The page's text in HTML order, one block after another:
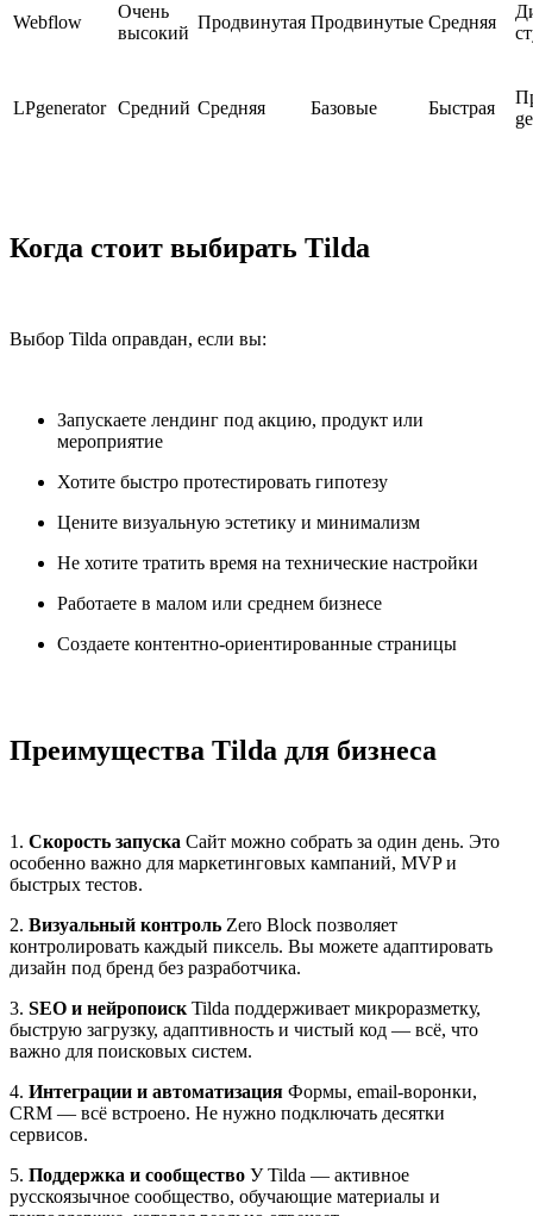
Webflow
Очень
высокий
Продвинутая Продвинутые Средняя
LPgenerator Средний Средняя Базовые Быстрая
Когда стоит выбирать Tilda
Выбор Tilda оправдан, если вы:
Запускаете лендинг под акцию, продукт или
мероприятие
Хотите быстро протестировать гипотезу
Цените визуальную эстетику и минимализм
Не хотите тратить время на технические настройки
Работаете в малом или среднем бизнесе
Создаете контентно-ориентированные страницы
Преимущества Tilda для бизнеса
1. Скорость запуска Сайт можно собрать за один день. Это
особенно важно для маркетинговых кампаний, MVP и
быстрых тестов.
2. Визуальный контроль Zero Block позволяет
контролировать каждый пиксель. Вы можете адаптировать
дизайн под бренд без разработчика.
3. SEO и нейропоиск Tilda поддерживает микроразметку,
быструю загрузку, адаптивность и чистый код — всё, что
важно для поисковых систем.
4. Интеграции и автоматизация Формы, email-воронки,
CRM — всё встроено. Не нужно подключать десятки
сервисов.
5. Поддержка и сообщество У Tilda — активное
русскоязычное сообщество, обучающие материалы и